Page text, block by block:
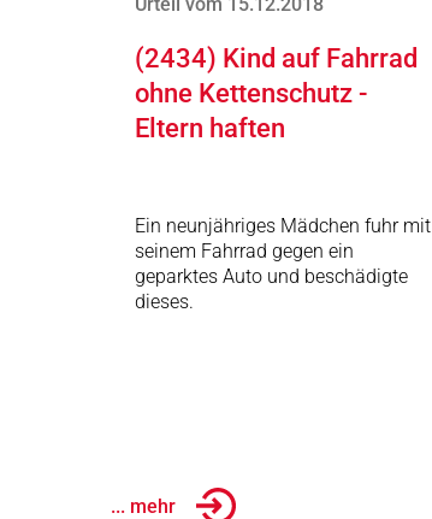
(2434) Kind auf Fahrrad
ohne Kettenschutz -
Eltern haften
Ein neunjähriges Mädchen fuhr mit
seinem Fahrrad gegen ein
geparktes Auto und beschädigte
dieses.
... mehr